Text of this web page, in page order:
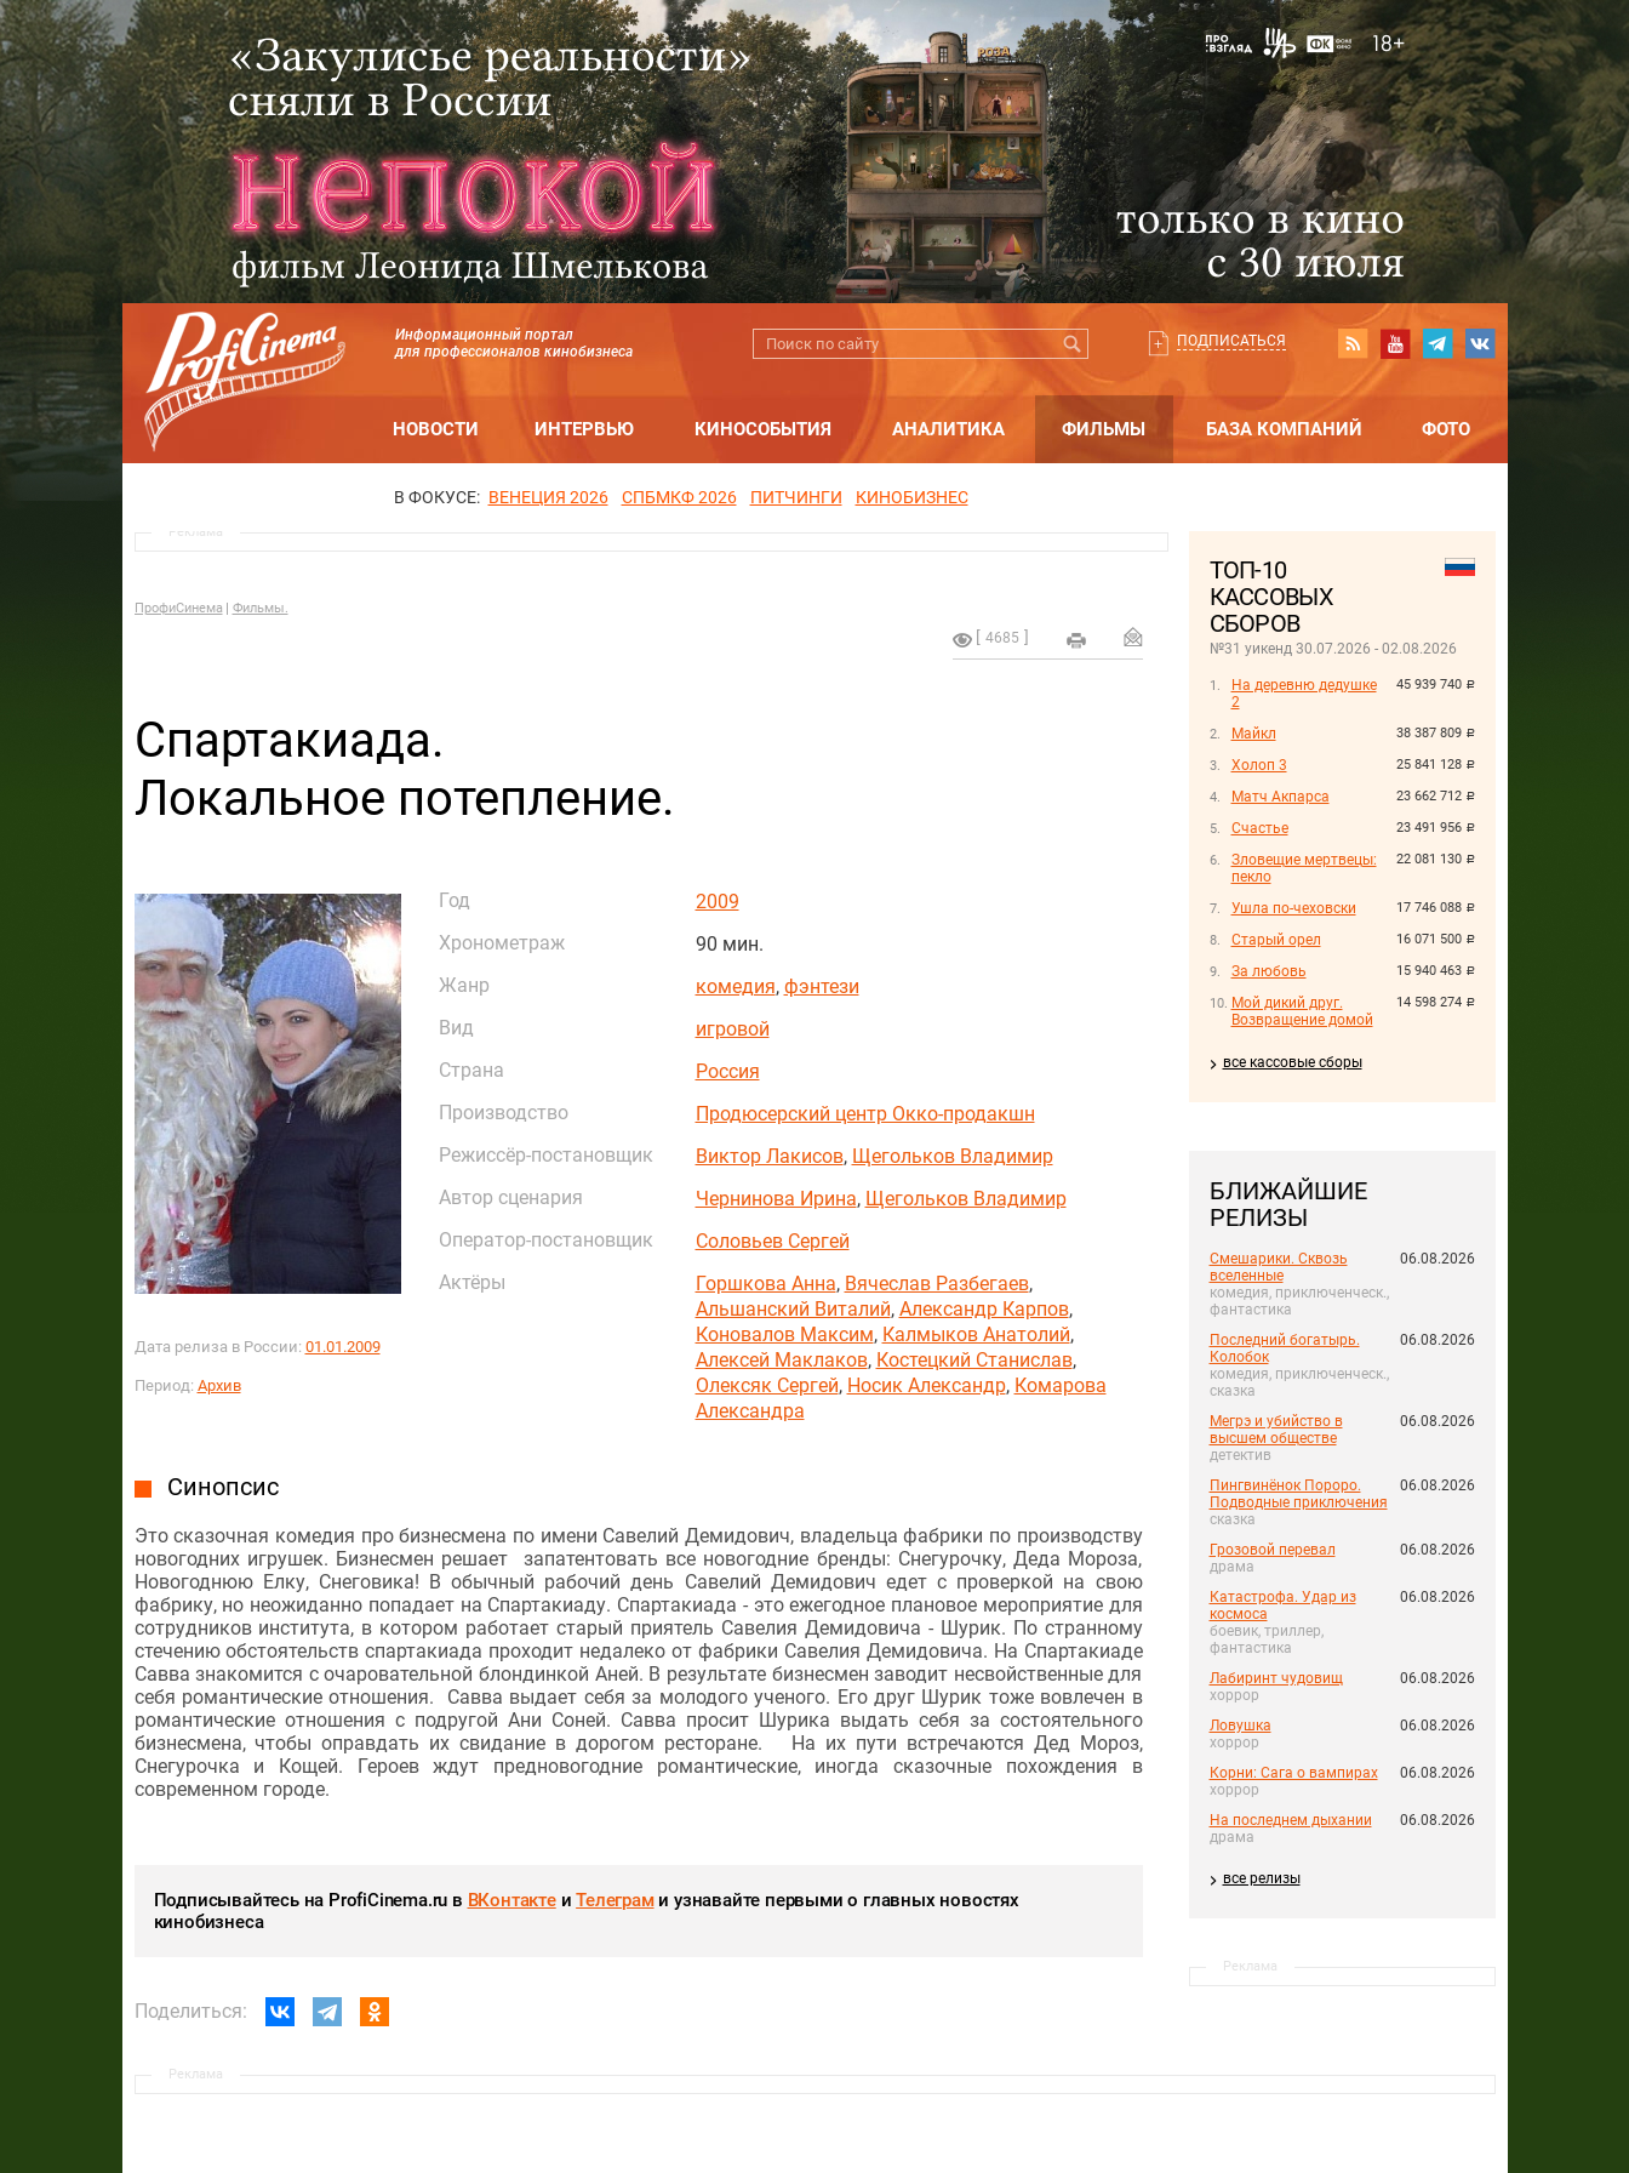
Информационный портал
для профессионалов кинобизнеса
ПОДПИСАТЬСЯ
НОВОСТИ ИНТЕРВЬЮ КИНОСОБЫТИЯ АНАЛИТИКА ФИЛЬМЫ БАЗА КОМПАНИЙ ФОТО
В ФОКУСЕ: ВЕНЕЦИЯ 2026 СПБМКФ 2026 ПИТЧИНГИ КИНОБИЗНЕС
ТОП-10
КАССОВЫХ
СБОРОВ
№31 уикенд 30.07.2026 - 02.08.2026
45 939 740 руб.
На деревню дедушке
2
38 387 809 руб.
Майкл
25 841 128 руб.
Холоп 3
23 662 712 руб.
Матч Акпарса
23 491 956 руб.
Счастье
22 081 130 руб.
Зловещие мертвецы:
пекло
17 746 088 руб.
Ушла по-чеховски
16 071 500 руб.
Старый орел
15 940 463 руб.
За любовь
14 598 274 руб.
Мой дикий друг.
Возвращение домой
все кассовые сборы
БЛИЖАЙШИЕ
РЕЛИЗЫ
Смешарики. Сквозь
вселенные
комедия, приключенческ.,
фантастика
06.08.2026
Последний богатырь.
Колобок
комедия, приключенческ.,
сказка
06.08.2026
Мегрэ и убийство в
высшем обществе
детектив
06.08.2026
Пингвинёнок Пороро.
Подводные приключения
сказка
06.08.2026
Грозовой перевал
драма
06.08.2026
Катастрофа. Удар из
космоса
боевик, триллер,
фантастика
06.08.2026
Лабиринт чудовищ
хоррор
06.08.2026
Ловушка
хоррор
06.08.2026
Корни: Сага о вампирах
хоррор
06.08.2026
На последнем дыхании
драма
06.08.2026
все релизы
Реклама
Реклама
ПрофиСинема Фильмы.
4685
Спартакиада.
Локальное потепление.
Дата релиза в России: 01.01.2009
Период: Архив
Год
2009
Хронометраж
90 мин.
Жанр
комедия, фэнтези
Вид
игровой
Страна
Россия
Производство
Продюсерский центр Окко-продакшн
Режиссёр-постановщик
Виктор Лакисов, Щегольков Владимир
Автор сценария
Чернинова Ирина, Щегольков Владимир
Оператор-постановщик
Соловьев Сергей
Актёры
Горшкова Анна, Вячеслав Разбегаев,
Альшанский Виталий, Александр Карпов,
Коновалов Максим, Калмыков Анатолий,
Алексей Маклаков, Костецкий Станислав,
Олексяк Сергей, Носик Александр, Комарова
Александра
Синопсис
Это сказочная комедия про бизнесмена по имени Савелий Демидович, владельца фабрики по производству
новогодних игрушек. Бизнесмен решает запатентовать все новогодние бренды: Снегурочку, Деда Мороза,
Новогоднюю Елку, Снеговика! В обычный рабочий день Савелий Демидович едет с проверкой на свою
фабрику, но неожиданно попадает на Спартакиаду. Спартакиада - это ежегодное плановое мероприятие для
сотрудников института, в котором работает старый приятель Савелия Демидовича - Шурик. По странному
стечению обстоятельств спартакиада проходит недалеко от фабрики Савелия Демидовича. На Спартакиаде
Савва знакомится с очаровательной блондинкой Аней. В результате бизнесмен заводит несвойственные для
себя романтические отношения. Савва выдает себя за молодого ученого. Его друг Шурик тоже вовлечен в
романтические отношения с подругой Ани Соней. Савва просит Шурика выдать себя за состоятельного
бизнесмена, чтобы оправдать их свидание в дорогом ресторане. На их пути встречаются Дед Мороз,
Снегурочка и Кощей. Героев ждут предновогодние романтические, иногда сказочные похождения в
современном городе.
Подписывайтесь на ProfiCinema.ru в ВКонтактеиТелеграми узнавайте первыми о главных новостях
кинобизнеса
Поделиться:
Реклама